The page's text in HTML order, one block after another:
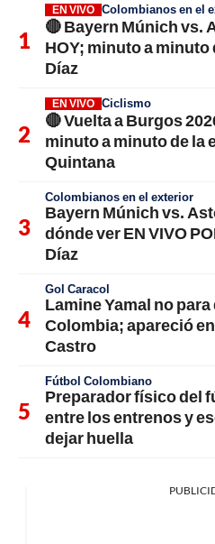
EN VIVO Colombianos en el
🔴 Bayern Múnich vs.
HOY; minuto a
Díaz
EN VIVO Ciclismo
🔴 Vuelta a Burgos
minuto a minuto de la
Quintana
Colombianos en el exterior
Bayern Múnich vs.
dónde ver EN VIVO
Díaz
Gol Caracol
Lamine Yamal no
Colombia; apareció
Castro
Fútbol Colombiano
Preparador físico del
entre los entrenos y
dejar huella